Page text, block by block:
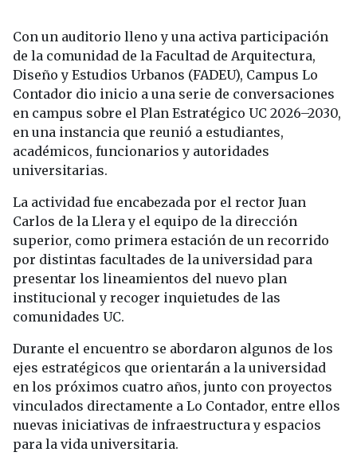
Con un auditorio lleno y una activa participación
de la comunidad de la Facultad de Arquitectura,
Diseño y Estudios Urbanos (FADEU), Campus Lo
Contador dio inicio a una serie de conversaciones
en campus sobre el Plan Estratégico UC 2026–2030,
en una instancia que reunió a estudiantes,
académicos, funcionarios y autoridades
universitarias.
La actividad fue encabezada por el rector Juan
Carlos de la Llera y el equipo de la dirección
superior, como primera estación de un recorrido
por distintas facultades de la universidad para
presentar los lineamientos del nuevo plan
institucional y recoger inquietudes de las
comunidades UC.
Durante el encuentro se abordaron algunos de los
ejes estratégicos que orientarán a la universidad
en los próximos cuatro años, junto con proyectos
vinculados directamente a Lo Contador, entre ellos
nuevas iniciativas de infraestructura y espacios
para la vida universitaria.